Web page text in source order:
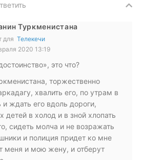
Туркменистана
для Телекечи
2020 13:19
это что?
торжественно
хвалить его, по утрам в
ждать его вдоль дороги,
детей в холод и в зной хлопать
сидеть молча и не возражать
и полиция придет ко мне
меня и мою жену, и отберут